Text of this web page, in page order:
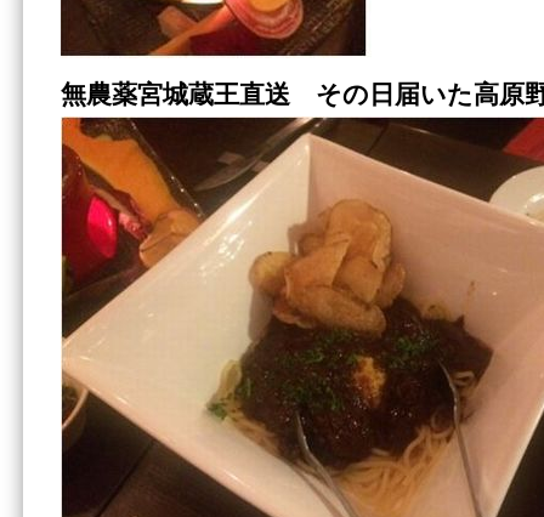
無農薬宮城蔵王直送 その日届いた高原